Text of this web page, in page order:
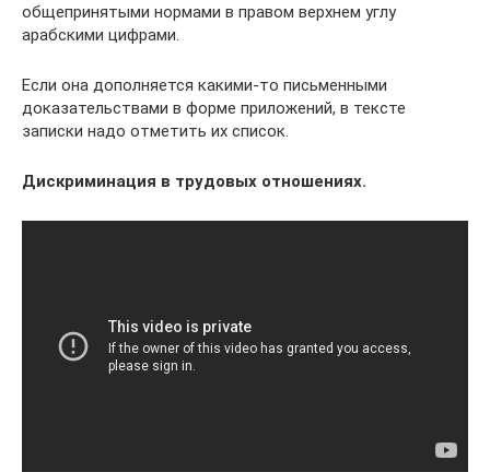
общепринятыми нормами в правом верхнем углу
арабскими цифрами.
Если она дополняется какими-то письменными
доказательствами в форме приложений, в тексте
записки надо отметить их список.
Дискриминация в трудовых отношениях.